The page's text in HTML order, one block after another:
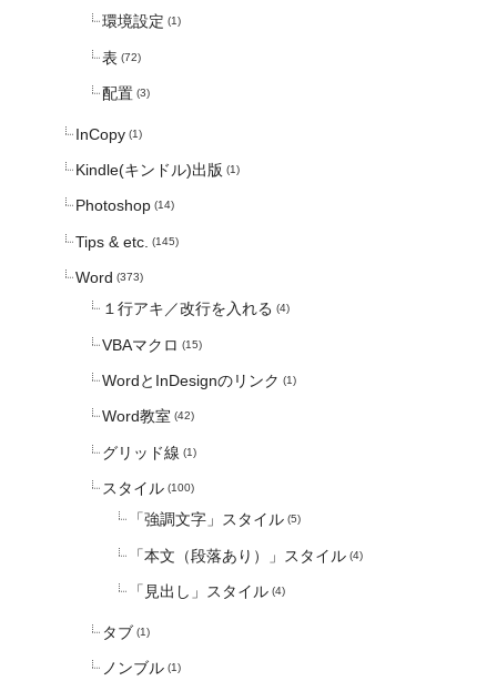
環境設定 (1)
表 (72)
配置 (3)
InCopy (1)
Kindle(キンドル)出版 (1)
Photoshop (14)
Tips & etc. (145)
Word (373)
１行アキ／改行を入れる (4)
VBAマクロ (15)
WordとInDesignのリンク (1)
Word教室 (42)
グリッド線 (1)
スタイル (100)
「強調文字」スタイル (5)
「本文（段落あり）」スタイル (4)
「見出し」スタイル (4)
タブ (1)
ノンブル (1)